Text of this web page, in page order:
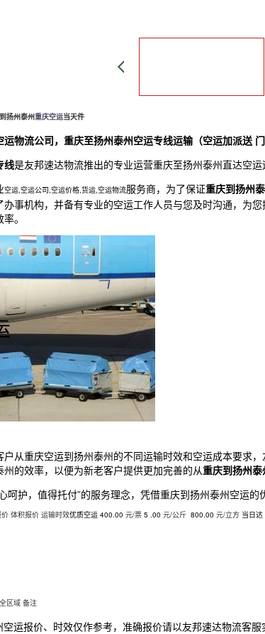
到扬州泰州重庆空运当天件
运物流公司， 重庆至扬州泰州空运专线运输（空运加派送
线是友邦速达物流推出的专业运营重庆至扬州泰州直达空运
空运,空运公司,空运价格,货运,空运物流服务商，为了保证重庆到扬州
事机构，并备有专业的空运工作人员与您及时沟通，为您
。
户从重庆空运到扬州泰州的不同运输时效和空运成本要求
州的效率，以便为新老客户提供更加完善的从重庆到扬州泰
呵护，值得托付”的服务理念，凭借重庆到扬州泰州空运的
体积报价 运输时效优质空运 400.00 元/票 5 .00 元/公斤 800.00 元/立方 当日达
区域 备注
运报价、时效仅作参考，准确报价请以友邦速达物流客服